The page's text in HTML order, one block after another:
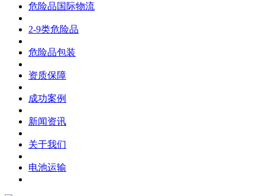
危险品国际物流
2-9类危险品
危险品包装
资质保障
成功案例
新闻资讯
关于我们
电池运输